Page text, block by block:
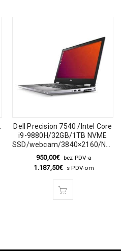
Dell Precision 7540 /Intel Core
i9-9880H/32GB/1TB NVME
SSD/webcam/3840×2160/Nvidia
Quadro T2000
950,00€ bez PDV-a
1.187,50€ s PDV-om